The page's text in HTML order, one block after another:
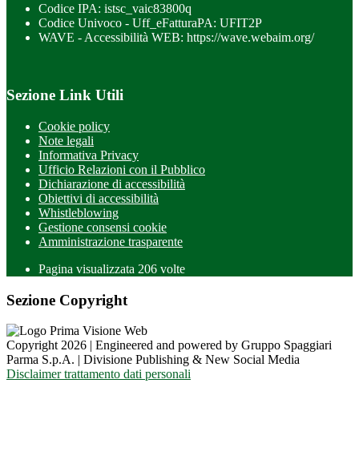
Codice IPA: istsc_vaic83800q
Codice Univoco - Uff_eFatturaPA: UFIT2P
WAVE - Accessibilità WEB: https://wave.webaim.org/
Sezione Link Utili
Cookie policy
Note legali
Informativa Privacy
Ufficio Relazioni con il Pubblico
Dichiarazione di accessibilità
Obiettivi di accessibilità
Whistleblowing
Gestione consensi cookie
Amministrazione trasparente
Pagina visualizzata 206 volte
Sezione Copyright
Copyright 2026 | Engineered and powered by Gruppo Spaggiari
Parma S.p.A. | Divisione Publishing & New Social Media
Disclaimer trattamento dati personali